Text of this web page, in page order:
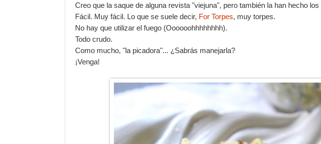
Creo que la saque de alguna revista "viejuna", pero también la han hecho los
Fácil. Muy fácil. Lo que se suele decir, For Torpes, muy torpes.
No hay que utilizar el fuego (Oooooohhhhhhhh).
Todo crudo.
Como mucho, "la picadora"... ¿Sabrás manejarla?
¡Venga!